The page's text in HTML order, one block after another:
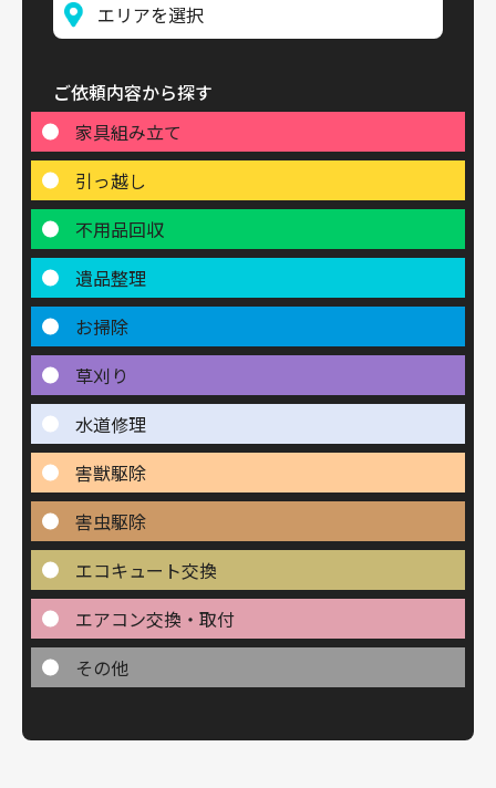
ご依頼内容から探す
家具組み立て
引っ越し
不用品回収
遺品整理
お掃除
草刈り
水道修理
害獣駆除
害虫駆除
エコキュート交換
エアコン交換・取付
その他